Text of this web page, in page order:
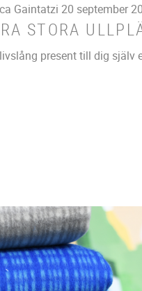
Gaintatzi 20 september
STORA
present till dig själv